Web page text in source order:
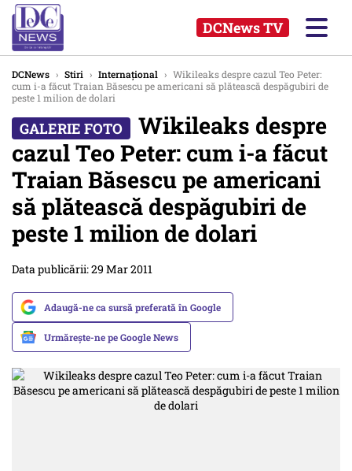
DCNews TV
DCNews › Stiri › Internațional › Wikileaks despre cazul Teo Peter:
cum i-a făcut Traian Băsescu pe americani să plătească despăgubiri de
peste 1 milion de dolari
Wikileaks despre
cazul Teo Peter: cum i-a făcut
Traian Băsescu pe americani
să plătească despăgubiri de
peste 1 milion de dolari
Data publicării: 29 Mar 2011
Adaugă-ne ca sursă preferată în Google
Urmărește-ne pe Google News